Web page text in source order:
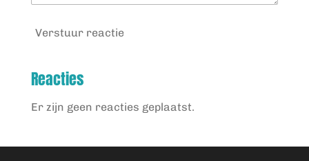
Verstuur reactie
Reacties
Er zijn geen reacties geplaatst.